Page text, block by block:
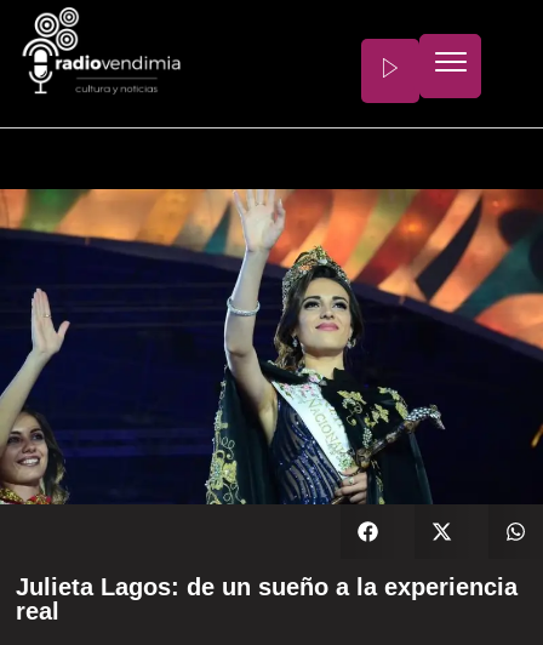
Julieta Lagos: de un sueño a la experiencia
real